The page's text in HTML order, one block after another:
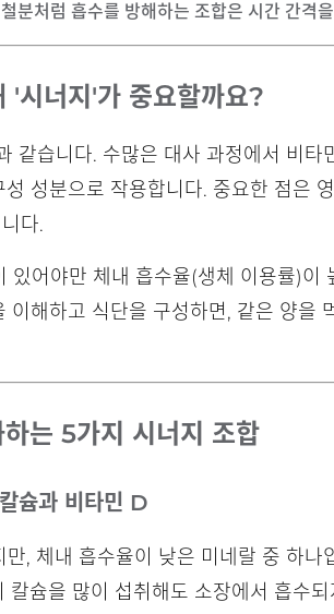
분처럼 흡수를 방해하는 조합은 시간 간격
'시너지'가 중요할까요?
같습니다. 수많은 대사 과정에서 비
성분으로 작용합니다. 중요한 점은
다.
있어야만 체내 흡수율(생체 이용률)
이해하고 식단을 구성하면, 같은 양을
는 5가지 시너지 조합
슘과 비타민 D
, 체내 흡수율이 낮은 미네랄 중 하
슘을 많이 섭취해도 소장에서 흡수